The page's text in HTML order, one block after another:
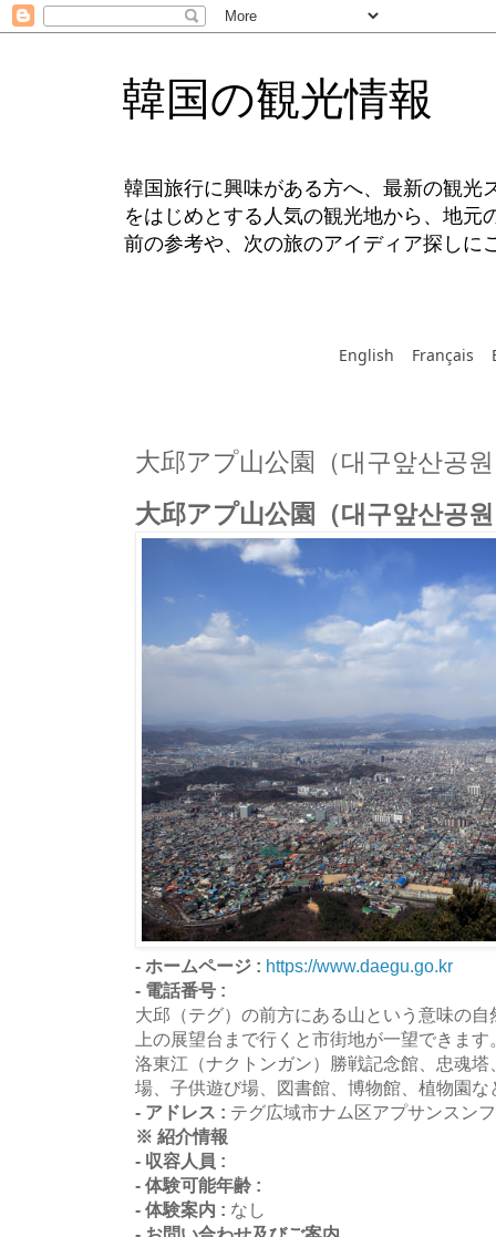
韓国の観光情報
韓国旅行に興味がある方へ、最新の観光
をはじめとする人気の観光地から、地
前の参考や、次の旅のアイディア探しに
English Français
大邱アプ山公園（대구앞산공
大邱アプ山公園（대구앞산공
- ホームページ : https://www.daegu.go.kr
- 電話番号 :
大邱（テグ）の前方にある山という意味の
上の展望台まで行くと市街地が一望できま
洛東江（ナクトンガン）勝戦記念館、忠魂
場、子供遊び場、図書館、博物館、植物園な
- アドレス : テグ広域市ナム区アプサンスン
※ 紹介情報
- 収容人員 :
- 体験可能年齢 :
- 体験案内 : なし